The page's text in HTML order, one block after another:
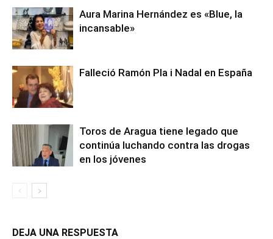
Aura Marina Hernández es «Blue, la
incansable»
Falleció Ramón Pla i Nadal en España
Toros de Aragua tiene legado que
continúa luchando contra las drogas
en los jóvenes
DEJA UNA RESPUESTA